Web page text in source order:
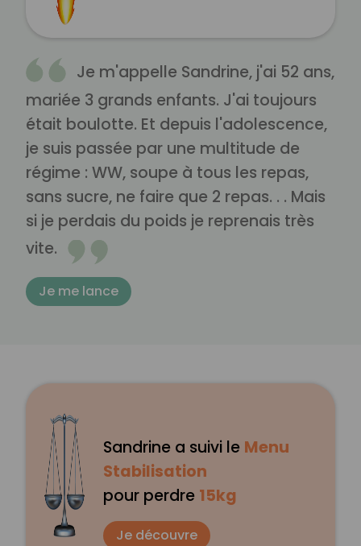
Je m'appelle Sandrine, j'ai 52 ans,
mariée 3 grands enfants. J'ai toujours
était boulotte. Et depuis l'adolescence,
je suis passée par une multitude de
régime : WW, soupe à tous les repas,
sans sucre, ne faire que 2 repas. . . Mais
si je perdais du poids je reprenais très
vite.
Je me lance
Sandrine a suivi le Menu
Stabilisation
pour perdre 15kg
Je découvre